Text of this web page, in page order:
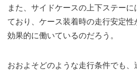
また、サイドケースの上下ステー
ており、ケース装着時の走行安定性
効果的に働いているのだろう。
おおよそどのような走行条件でも